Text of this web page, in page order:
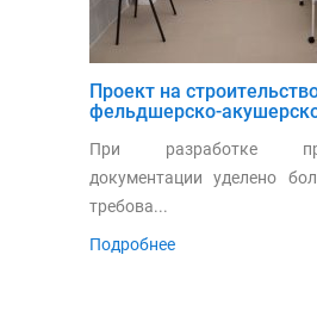
Проект на
фельдшерско-
При разработке
документации уделено
требова...
Подробнее